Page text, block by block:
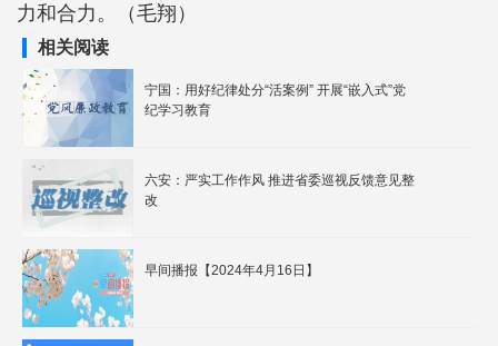
力和合力。（毛翔）
相关阅读
宁国：用好纪律处分“活案例” 开展“嵌入式”党
纪学习教育
六安：严实工作作风 推进省委巡视反馈意见整
改
早间播报【2024年4月16日】